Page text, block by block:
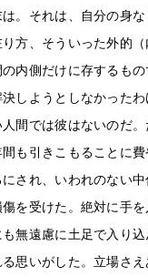
。それは、自分の身
方、そういった外的
内側だけに存するもの
しようとしなかった
間では彼はないのだ
も引きこもることに
され、いわれのない
を受けた。絶対に手
無遠慮に土足で入り
思いがした。立場さ